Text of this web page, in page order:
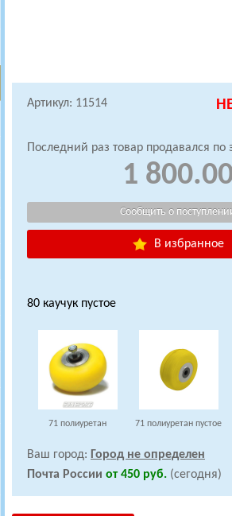
Артикул: 11514
Последний раз товар продавался по
1
В избранное
80 каучук пустое
71 полиуретан 71 полиуретан пустое
Ваш город: Город не определен
Почта России от 450 руб. (сегодня)